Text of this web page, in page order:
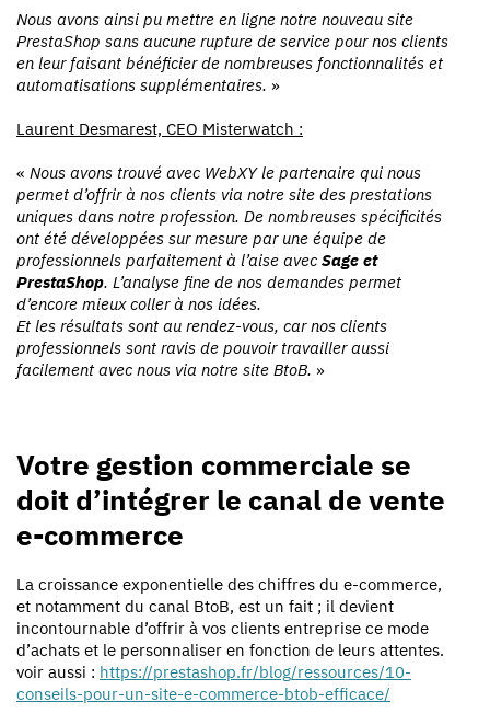
Nous avons ainsi pu mettre en ligne notre nouveau site
PrestaShop sans aucune rupture de service pour nos clients
en leur faisant bénéficier de nombreuses fonctionnalités et
automatisations supplémentaires. »
Laurent Desmarest, CEO Misterwatch :
« Nous avons trouvé avec WebXY le partenaire qui nous
permet d’offrir à nos clients via notre site des prestations
uniques dans notre profession. De nombreuses spécificités
ont été développées sur mesure par une équipe de
professionnels parfaitement à l’aise avec Sage et
PrestaShop. L’analyse fine de nos demandes permet
d’encore mieux coller à nos idées.
Et les résultats sont au rendez-vous, car nos clients
professionnels sont ravis de pouvoir travailler aussi
facilement avec nous via notre site BtoB. »
Votre gestion commerciale se
doit d’intégrer le canal de vente
e-commerce
La croissance exponentielle des chiffres du e-commerce,
et notamment du canal BtoB, est un fait ; il devient
incontournable d’offrir à vos clients entreprise ce mode
d’achats et le personnaliser en fonction de leurs attentes.
voir aussi : https://prestashop.fr/blog/ressources/10-
conseils-pour-un-site-e-commerce-btob-efficace/